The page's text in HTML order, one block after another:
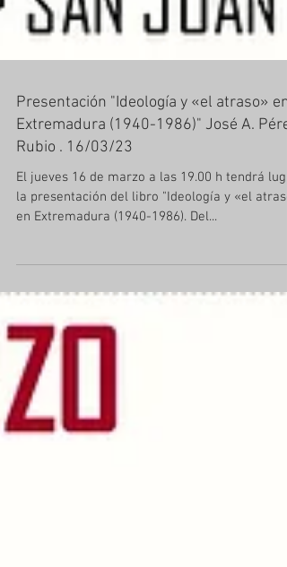
Presentación "Ideología y «el atraso» en
Extremadura (1940-1986)" José A.
Rubio . 16/03/23
en Extremadura (1940-1986). Del...